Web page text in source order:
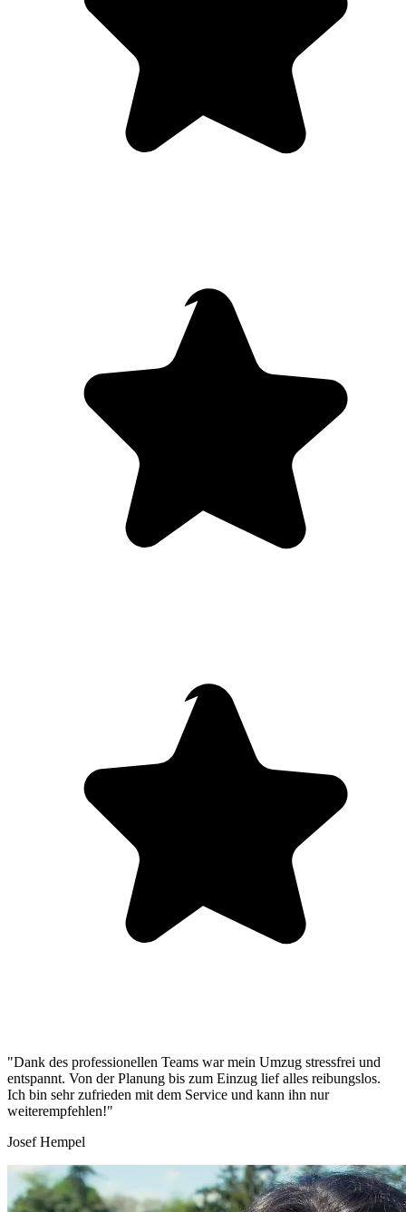
"Dank des professionellen Teams war mein Umzug stressfrei und
entspannt. Von der Planung bis zum Einzug lief alles reibungslos.
Ich bin sehr zufrieden mit dem Service und kann ihn nur
weiterempfehlen!"
Josef Hempel